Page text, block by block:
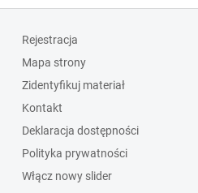
Rejestracja
Mapa strony
Zidentyfikuj materiał
Kontakt
Deklaracja dostępności
Polityka prywatności
Włącz nowy slider